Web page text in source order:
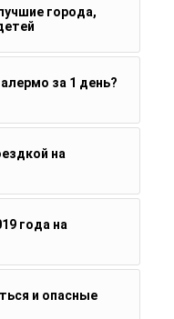
города,
за 1 день?
на
года на
и опасные